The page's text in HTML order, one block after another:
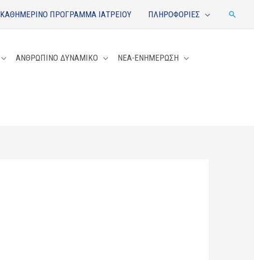
ΚΑΘΗΜΕΡΙΝΟ ΠΡΟΓΡΑΜΜΑ ΙΑΤΡΕΙΟΥ ΠΛΗΡΟΦΟΡΙΕΣ
ΑΝΘΡΩΠΙΝΟ ΔΥΝΑΜΙΚΟ ΝΕΑ-ΕΝΗΜΕΡΩΣΗ